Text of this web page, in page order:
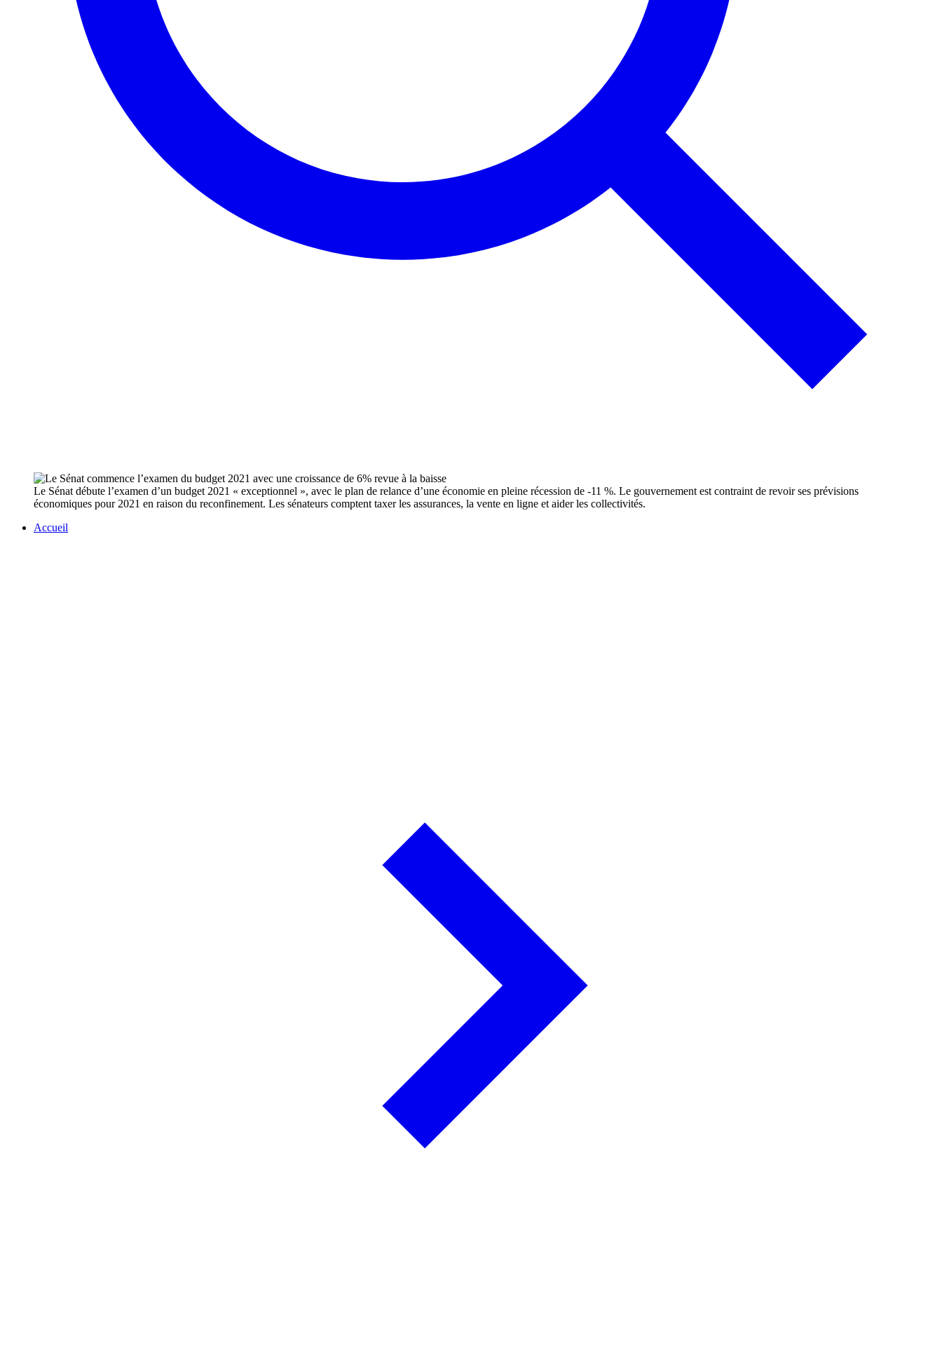
Le Sénat débute l’examen d’un budget 2021 « exceptionnel », avec le plan de relance d’une économie en pleine récession de -11 %. Le gouvernement est contraint de revoir ses prévisions
économiques pour 2021 en raison du reconfinement. Les sénateurs comptent taxer les assurances, la vente en ligne et aider les collectivités.
Accueil